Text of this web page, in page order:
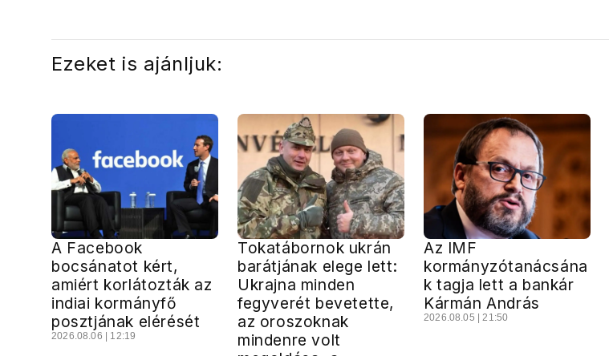
Ezeket is ajánljuk:
A Facebook
bocsánatot kért,
amiért korlátozták az
indiai kormányfő
posztjának elérését
2026.08.06 | 12:19
Tokatábornok ukrán
barátjának elege lett:
Ukrajna minden
fegyverét bevetette,
az oroszoknak
mindenre volt
Az IMF
kormányzótanácsána
k tagja lett a bankár
Kármán András
2026.08.05 | 21:50